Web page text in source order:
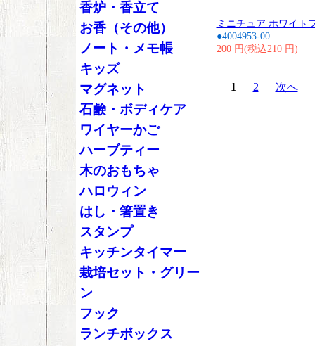
ミニチュア ホワイト
●4004953-00
200 円(税込210 円)
1 2 次へ
香炉・香立て
お香（その他）
ノート・メモ帳
キッズ
マグネット
石鹸・ボディケア
ワイヤーかご
ハーブティー
木のおもちゃ
ハロウィン
はし・箸置き
スタンプ
キッチンタイマー
栽培セット・グリー
ン
フック
ランチボックス